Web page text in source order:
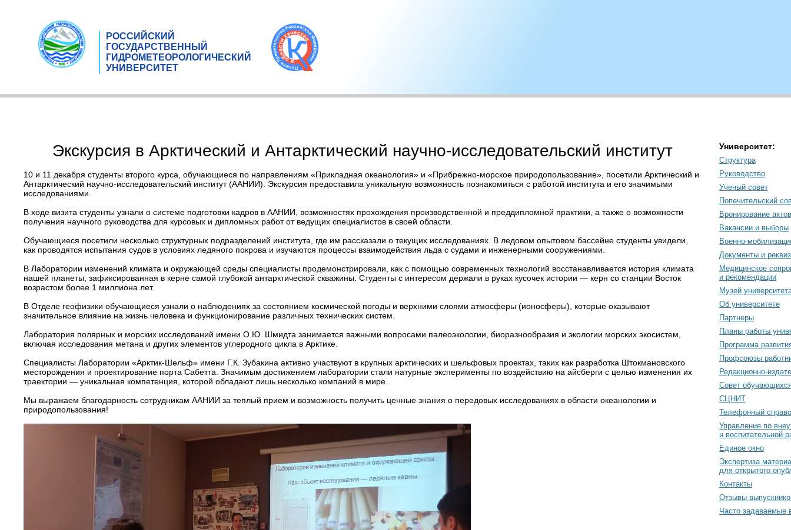
РОССИЙСКИЙ
ГОСУДАРСТВЕННЫЙ
ГИДРОМЕТЕОРОЛОГИЧЕСКИЙ
УНИВЕРСИТЕТ
Экскурсия в Арктический и Антарктический научно-исследовательский институт
10 и 11 декабря студенты второго курса, обучающиеся по направлениям «Прикладная океанология» и «Прибрежно-морское природопользование», посетили Арктический и
Антарктический научно-исследовательский институт (ААНИИ). Экскурсия предоставила уникальную возможность познакомиться с работой института и его значимыми
исследованиями.
В ходе визита студенты узнали о системе подготовки кадров в ААНИИ, возможностях прохождения производственной и преддипломной практики, а также о возможности
получения научного руководства для курсовых и дипломных работ от ведущих специалистов в своей области.
Обучающиеся посетили несколько структурных подразделений института, где им рассказали о текущих исследованиях. В ледовом опытовом бассейне студенты увидели,
как проводятся испытания судов в условиях ледяного покрова и изучаются процессы взаимодействия льда с судами и инженерными сооружениями.
В Лаборатории изменений климата и окружающей среды специалисты продемонстрировали, как с помощью современных технологий восстанавливается история климата
нашей планеты, зафиксированная в керне самой глубокой антарктической скважины. Студенты с интересом держали в руках кусочек истории — керн со станции Восток
возрастом более 1 миллиона лет.
В Отделе геофизики обучающиеся узнали о наблюдениях за состоянием космической погоды и верхними слоями атмосферы (ионосферы), которые оказывают
значительное влияние на жизнь человека и функционирование различных технических систем.
Лаборатория полярных и морских исследований имени О.Ю. Шмидта занимается важными вопросами палеоэкологии, биоразнообразия и экологии морских экосистем,
включая исследования метана и других элементов углеродного цикла в Арктике.
Специалисты Лаборатории «Арктик-Шельф» имени Г.К. Зубакина активно участвуют в крупных арктических и шельфовых проектах, таких как разработка Штокмановского
месторождения и проектирование порта Сабетта. Значимым достижением лаборатории стали натурные эксперименты по воздействию на айсберги с целью изменения их
траектории — уникальная компетенция, которой обладают лишь несколько компаний в мире.
Мы выражаем благодарность сотрудникам ААНИИ за теплый прием и возможность получить ценные знания о передовых исследованиях в области океанологии и
природопользования!
Университет:
Структура
Руководство
Ученый совет
Попечительский
Бронирование
Вакансии и выборы
Военно-
Документы и
Медицинское
и рекомендации
Музей
Об университете
Партнеры
Планы работы
Программа
Профсоюзы
Редакционно-
Cовет
СЦНИТ
Телефонный
Управление по
и воспитательной
Единое окно
Экспертиза
для открытого
Контакты
Отзывы
Часто задаваемые